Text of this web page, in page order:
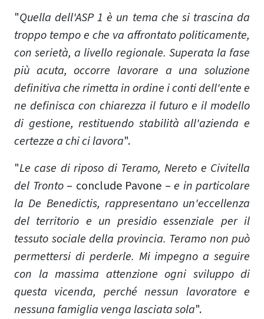
"Quella dell'ASP 1 è un tema che si trascina da
troppo tempo e che va affrontato politicamente,
con serietà, a livello regionale. Superata la fase
più acuta, occorre lavorare a una soluzione
definitiva che rimetta in ordine i conti dell'ente e
ne definisca con chiarezza il futuro e il modello
di gestione, restituendo stabilità all'azienda e
certezze a chi ci lavora".
"Le case di riposo di Teramo, Nereto e Civitella
del Tronto– conclude Pavone – e in particolare
la De Benedictis, rappresentano un'eccellenza
del territorio e un presidio essenziale per il
tessuto sociale della provincia. Teramo non può
permettersi di perderle. Mi impegno a seguire
con la massima attenzione ogni sviluppo di
questa vicenda, perché nessun lavoratore e
nessuna famiglia venga lasciata sola".